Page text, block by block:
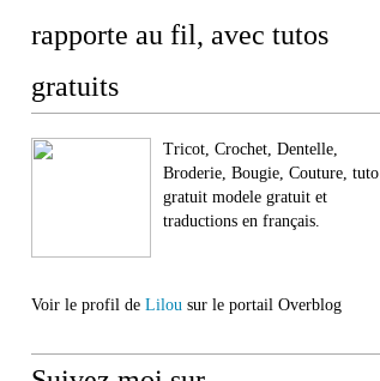
rapporte au fil, avec tutos
gratuits
Tricot, Crochet, Dentelle,
Broderie, Bougie, Couture, tuto
gratuit modele gratuit et
traductions en français.
Voir le profil de Lilou sur le portail Overblog